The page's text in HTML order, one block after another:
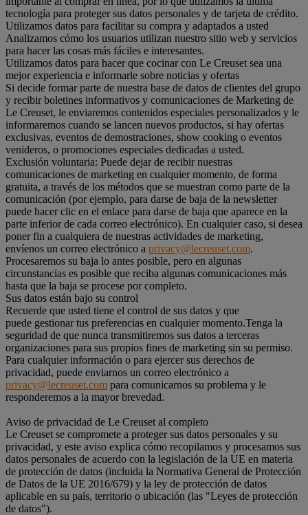
tecnología para proteger sus datos personales y de tarjeta de crédito.
Utilizamos datos para facilitar su compra y adaptados a usted
Analizamos cómo los usuarios utilizan nuestro sitio web y servicios
para hacer las cosas más fáciles e interesantes.
Utilizamos datos para hacer que cocinar con Le Creuset sea una
mejor experiencia e informarle sobre noticias y ofertas
Si decide formar parte de nuestra base de datos de clientes del grupo
y recibir boletines informativos y comunicaciones de Marketing de
Le Creuset, le enviaremos contenidos especiales personalizados y le
informaremos cuando se lancen nuevos productos, si hay ofertas
exclusivas, eventos de demostraciones, show cooking o eventos
venideros, o promociones especiales dedicadas a usted.
Exclusión voluntaria: Puede dejar de recibir nuestras
comunicaciones de marketing en cualquier momento, de forma
gratuita, a través de los métodos que se muestran como parte de la
comunicación (por ejemplo, para darse de baja de la newsletter
puede hacer clic en el enlace para darse de baja que aparece en la
parte inferior de cada correo electrónico). En cualquier caso, si desea
poner fin a cualquiera de nuestras actividades de marketing,
envíenos un correo electrónico a privacy@lecreuset.com.
Procesaremos su baja lo antes posible, pero en algunas
circunstancias es posible que reciba algunas comunicaciones más
hasta que la baja se procese por completo.
Sus datos están bajo su control
Recuerde que usted tiene el control de sus datos y que
puede gestionar tus preferencias en cualquier momento.Tenga la
seguridad de que nunca transmitiremos sus datos a terceras
organizaciones para sus propios fines de marketing sin su permiso.
Para cualquier información o para ejercer sus derechos de
privacidad, puede enviarnos un correo electrónico a
privacy@lecreuset.com para comunicarnos su problema y le
responderemos a la mayor brevedad.
Aviso de privacidad de Le Creuset al completo
Le Creuset se compromete a proteger sus datos personales y su
privacidad, y este aviso explica cómo recopilamos y procesamos sus
datos personales de acuerdo con la legislación de la UE en materia
de protección de datos (incluida la Normativa General de Protección
de Datos de la UE 2016/679) y la ley de protección de datos
aplicable en su país, territorio o ubicación (las "Leyes de protección
de datos").